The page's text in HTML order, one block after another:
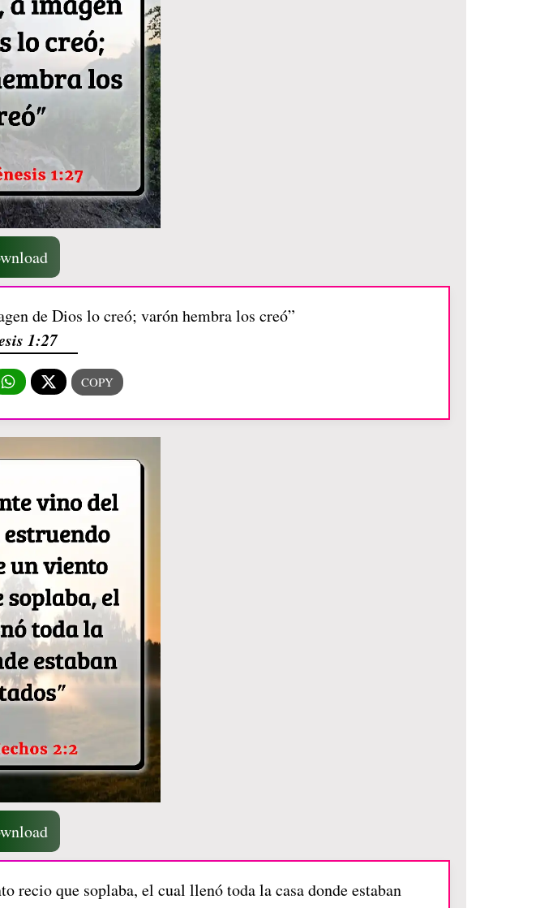
de Dios lo creó; varón hembra los creó”
1:27
recio que soplaba, el cual llenó toda la casa donde estaban